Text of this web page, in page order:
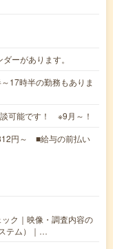
ーがあります。
17時半の勤務もありま
可能です！ ※9月～！
円～ ■給与の前払い
ク｜映像・調査内容の
テム）｜…